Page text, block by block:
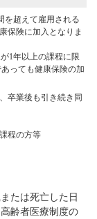
を超えて雇用される
保険に加入となりま
1年以上の課程に限
っても健康保険の加
卒業後も引き続き同
程の方等
たは死亡した日
齢者医療制度の